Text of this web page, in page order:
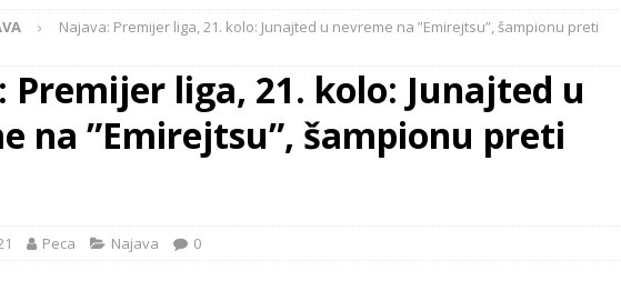
Najava: Premijer liga, 21. kolo: Junajted u nevreme na ”Emirejtsu”, šampionu preti
Premijer liga, 21. kolo: Junajted u
na ”Emirejtsu”, šampionu preti
Peca Najava 0